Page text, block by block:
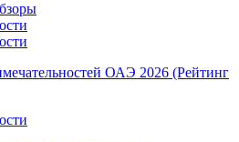
ОАЭ 2026 (Рейтинг